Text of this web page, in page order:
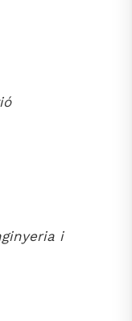
i